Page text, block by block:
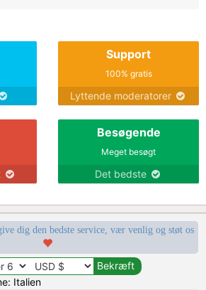
Support
100% gratis
Lyttende moderatorer
Besøgende
Meget besøgt
Det bedste
dig den bedste service, vær venlig og støt os
Italien